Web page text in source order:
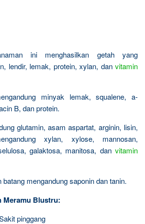
ini menghasilkan getah yang
lendir, lemak, protein, xylan, dan vitamin
minyak lemak, squalene, a-
B, dan protein.
glutamin, asam aspartat, arginin, lisin,
xylan, xylose, mannosan,
galaktosa, manitosa, dan vitamin
mengandung saponin dan tanin.
Meramu Blustru:
pinggang